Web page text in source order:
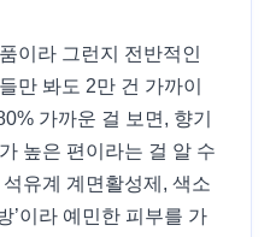
이라 그런지 전반적인
만 봐도 2만 건 가까이
가까운 걸 보면, 향기
높은 편이라는 걸 알 수
유계 계면활성제, 색소
’이라 예민한 피부를 가